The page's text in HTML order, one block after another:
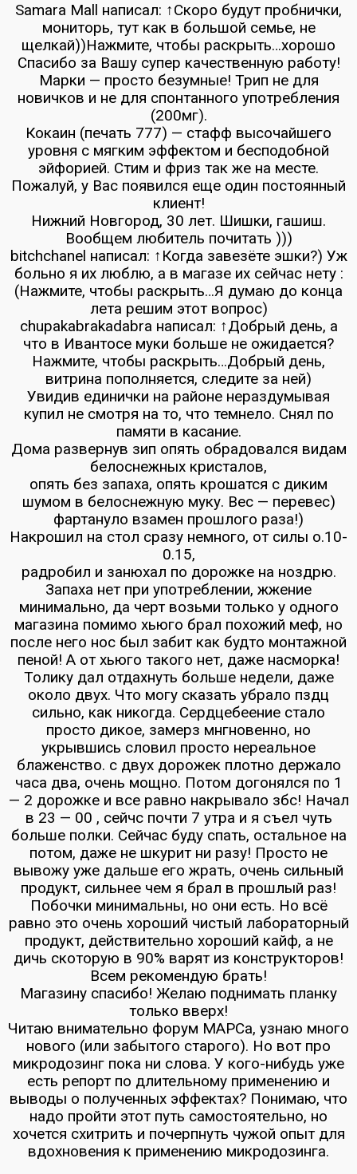
Samara Mall написал: ↑Скоро будут пробнички,
мониторь, тут как в большой семье, не
щелкай))Нажмите, чтобы раскрыть…хорошо
Спасибо за Вашу супер качественную работу!
Марки — просто безумные! Трип не для
новичков и не для спонтанного употребления
(200мг).
Кокаин (печать 777) — стафф высочайшего
уровня с мягким эффектом и бесподобной
эйфорией. Стим и фриз так же на месте.
Пожалуй, у Вас появился еще один постоянный
клиент!
Нижний Новгород, 30 лет. Шишки, гашиш.
Вообщем любитель почитать )))
bitchchanel написал: ↑Когда завезёте эшки?) Уж
больно я их люблю, а в магазе их сейчас нету :
(Нажмите, чтобы раскрыть…Я думаю до конца
лета решим этот вопрос)
chupakabrakadabra написал: ↑Добрый день, а
что в Ивантосе муки больше не ожидается?
Нажмите, чтобы раскрыть…Добрый день,
витрина пополняется, следите за ней)
Увидив единички на районе нераздумывая
купил не смотря на то, что темнело. Снял по
памяти в касание.
Дома развернув зип опять обрадовался видам
белоснежных кристалов,
опять без запаха, опять крошатся с диким
шумом в белоснежную муку. Вес — перевес)
фартануло взамен прошлого раза!)
Накрошил на стол сразу немного, от силы о.10-
0.15,
радробил и занюхал по дорожке на ноздрю.
Запаха нет при употреблении, жжение
минимально, да черт возьми только у одного
магазина помимо хьюго брал похожий меф, но
после него нос был забит как будто монтажной
пеной! А от хьюго такого нет, даже насморка!
Толику дал отдахнуть больше недели, даже
около двух. Что могу сказать убрало пздц
сильно, как никогда. Сердцебеение стало
просто дикое, замерз мнгновенно, но
укрывшись словил просто нереальное
блаженство. с двух дорожек плотно держало
часа два, очень мощно. Потом догонялся по 1
— 2 дорожке и все равно накрывало збс! Начал
в 23 — 00 , сейчс почти 7 утра и я съел чуть
больше полки. Сейчас буду спать, остальное на
потом, даже не шкурит ни разу! Просто не
вывожу уже дальше его жрать, очень сильный
продукт, сильнее чем я брал в прошлый раз!
Побочки минимальны, но они есть. Но всё
равно это очень хороший чистый лабораторный
продукт, действительно хороший кайф, а не
дичь скоторую в 90% варят из конструкторов!
Всем рекомендую брать!
Магазину спасибо! Желаю поднимать планку
только вверх!
Читаю внимательно форум МАРСа, узнаю много
нового (или забытого старого). Но вот про
микродозинг пока ни слова. У кого-нибудь уже
есть репорт по длительному применению и
выводы о полученных эффектах? Понимаю, что
надо пройти этот путь самостоятельно, но
хочется схитрить и почерпнуть чужой опыт для
вдохновения к применению микродозинга.